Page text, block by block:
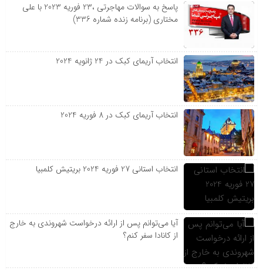
پاسخ به سوالات مهاجرتی ،23 فوریه 2023 با علی
مختاری (برنامه زنده شماره 336)
انتخاب آریمای کبک در 24 ژانویه 2024
انتخاب آریمای کبک در 8 فوریه 2024
انتخاب استانی 27 فوریه 2024 بریتیش کلمبیا
آیا می‌توانم پس از ارائه درخواست شهروندی به خارج
از کانادا سفر کنم؟